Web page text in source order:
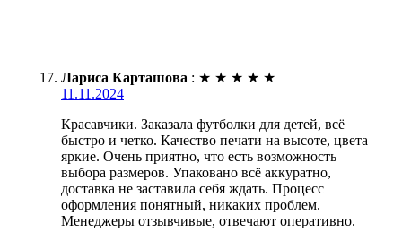
Лариса Карташова : ★ ★ ★ ★ ★
11.11.2024
Красавчики. Заказала футболки для детей, всё
быстро и четко. Качество печати на высоте, цвета
яркие. Очень приятно, что есть возможность
выбора размеров. Упаковано всё аккуратно,
доставка не заставила себя ждать. Процесс
оформления понятный, никаких проблем.
Менеджеры отзывчивые, отвечают оперативно.